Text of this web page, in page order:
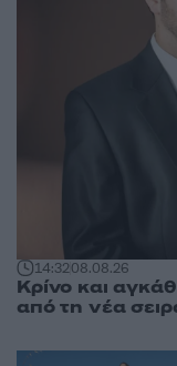
14:3208.08.26
Κρίνο και
από τη νέα